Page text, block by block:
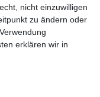
nicht einzuwilligen
zu ändern oder
erklären wir in